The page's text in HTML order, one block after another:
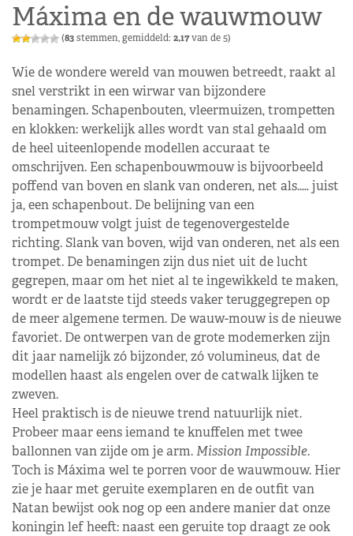
Máxima en de wauwmouw
(83stemmen, gemiddeld: 2,17van de 5)
Wie de wondere wereld van mouwen betreedt, raakt al
snel verstrikt in een wirwar van bijzondere
benamingen. Schapenbouten, vleermuizen, trompetten
en klokken: werkelijk alles wordt van stal gehaald om
de heel uiteenlopende modellen accuraat te
omschrijven. Een schapenbouwmouw is bijvoorbeeld
poffend van boven en slank van onderen, net als..… juist
ja, een schapenbout. De belijning van een
trompetmouw volgt juist de tegenovergestelde
richting. Slank van boven, wijd van onderen, net als een
trompet. De benamingen zijn dus niet uit de lucht
gegrepen, maar om het niet al te ingewikkeld te maken,
wordt er de laatste tijd steeds vaker teruggegrepen op
de meer algemene termen. De wauw-mouw is de nieuwe
favoriet. De ontwerpen van de grote modemerken zijn
dit jaar namelijk zó bijzonder, zó volumineus, dat de
modellen haast als engelen over de catwalk lijken te
zweven.
Heel praktisch is de nieuwe trend natuurlijk niet.
Probeer maar eens iemand te knuffelen met twee
ballonnen van zijde om je arm.Mission Impossible.
Toch is Máxima wel te porren voor de wauwmouw. Hier
zie je haar met geruite exemplaren en de outfit van
Natan bewijst ook nog op een andere manier dat onze
koningin lef heeft: naast een geruite top draagt ze ook